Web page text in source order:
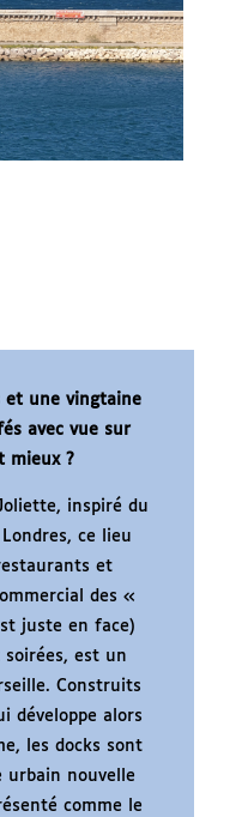
et une vingtaine
avec vue sur
mieux ?
inspiré du
ce lieu
et
des «
juste en face)
est un
Construits
développe alors
les docks sont
urbain nouvelle
comme le